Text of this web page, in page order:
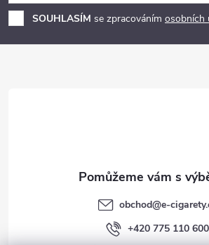
p
a
SOUHLASÍM se zpracováním osobních
obchod@e-
+420 775 110 600